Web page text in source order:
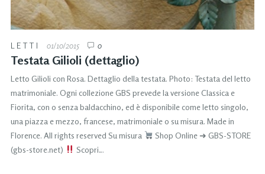
LETTI 01/10/2015 0
Testata Gilioli (dettaglio)
Letto Gilioli con Rosa. Dettaglio della testata. Photo: Testata del letto
matrimoniale. Ogni collezione GBS prevede la versione Classica e
Fiorita, con o senza baldacchino, ed è disponibile come letto singolo,
una piazza e mezzo, francese, matrimoniale o su misura. Made in
Florence. All rights reserved Su misura
Shop Online ➜ GBS-STORE
(gbs-store.net)
Scopri…